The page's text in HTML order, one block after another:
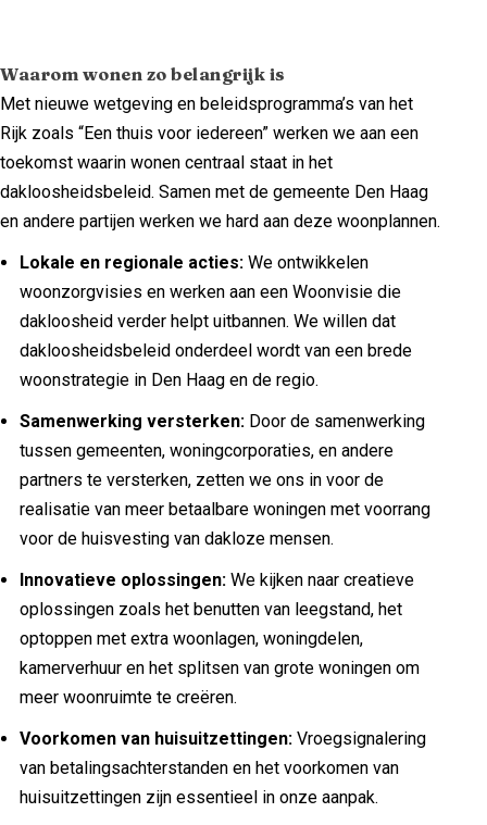
Waarom wonen zo belangrijk is
Met nieuwe wetgeving en beleidsprogramma’s van het
Rijk zoals “Een thuis voor iedereen” werken we aan een
toekomst waarin wonen centraal staat in het
dakloosheidsbeleid. Samen met de gemeente Den Haag
en andere partijen werken we hard aan deze woonplannen.
Lokale en regionale acties: We ontwikkelen
woonzorgvisies en werken aan een Woonvisie die
dakloosheid verder helpt uitbannen. We willen dat
dakloosheidsbeleid onderdeel wordt van een brede
woonstrategie in Den Haag en de regio.
Samenwerking versterken: Door de samenwerking
tussen gemeenten, woningcorporaties, en andere
partners te versterken, zetten we ons in voor de
realisatie van meer betaalbare woningen met voorrang
voor de huisvesting van dakloze mensen.
Innovatieve oplossingen: We kijken naar creatieve
oplossingen zoals het benutten van leegstand, het
optoppen met extra woonlagen, woningdelen,
kamerverhuur en het splitsen van grote woningen om
meer woonruimte te creëren.
Voorkomen van huisuitzettingen: Vroegsignalering
van betalingsachterstanden en het voorkomen van
huisuitzettingen zijn essentieel in onze aanpak.